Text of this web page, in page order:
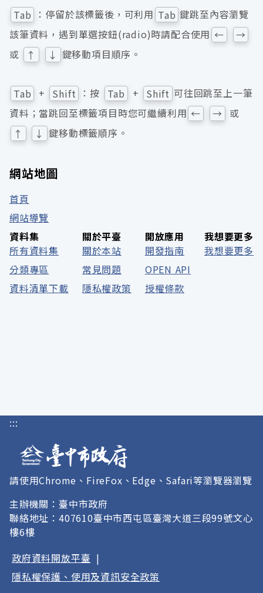
Tab ：停留於該標籤後，可利用 Tab 鍵跳至內容瀏覽
該筆資料，遇到單選按鈕(radio)時請配合使用 ←
→
或
↑ ↓ 鍵移動項目順序。
Tab + Shift ：按 Tab + Shift 可往回跳至上一筆
資料；當跳回至標籤項目時您可繼續利用 ← → 或
↑
↓ 鍵移動標籤順序。
網站地圖
首頁
網站導覽
資料集
所有資料集
分類專區
資料清單下載
關於平臺
關於本站
常見問題
隱私權政策
開放應用
開發指南
OPEN API
授權條款
我想要更多
我想要更多
:::
請使用Chrome、FireFox、Edge、Safari等瀏覽器瀏覽
主辦機關：臺中市政府
聯絡地址：407610臺中市西屯區臺灣大道三段99號文心
樓6樓
政府資料開放平臺 |
隱私權保護、使用及資訊安全政策